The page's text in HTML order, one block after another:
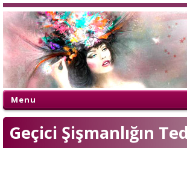
Menu
Geçici Şişmanlığın